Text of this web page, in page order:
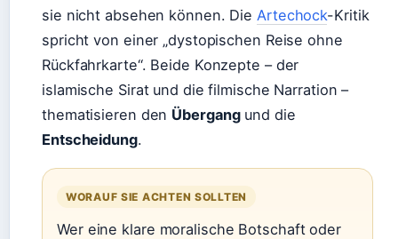
sie nicht absehen können. Die Artechock-Kritik
spricht von einer „dystopischen Reise ohne
Rückfahrkarte“. Beide Konzepte – der
islamische Sirat und die filmische Narration –
thematisieren den Übergangund die
Entscheidung.
WORAUF SIE ACHTEN SOLLTEN
Wer eine klare moralische Botschaft oder